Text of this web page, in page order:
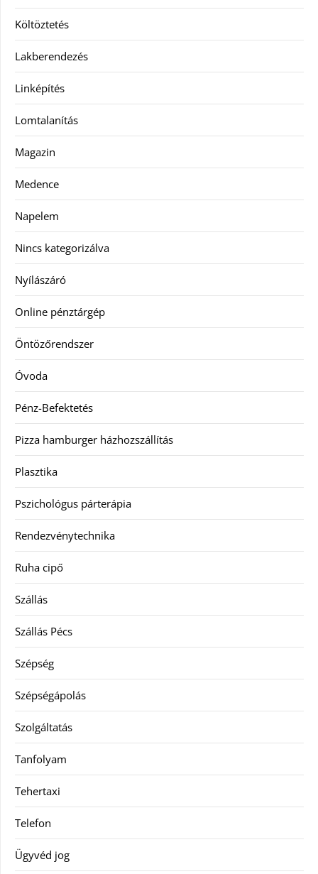
Költöztetés
Lakberendezés
Linképítés
Lomtalanítás
Magazin
Medence
Napelem
Nincs kategorizálva
Nyílászáró
Online pénztárgép
Öntözőrendszer
Óvoda
Pénz-Befektetés
Pizza hamburger házhozszállítás
Plasztika
Pszichológus párterápia
Rendezvénytechnika
Ruha cipő
Szállás
Szállás Pécs
Szépség
Szépségápolás
Szolgáltatás
Tanfolyam
Tehertaxi
Telefon
Ügyvéd jog